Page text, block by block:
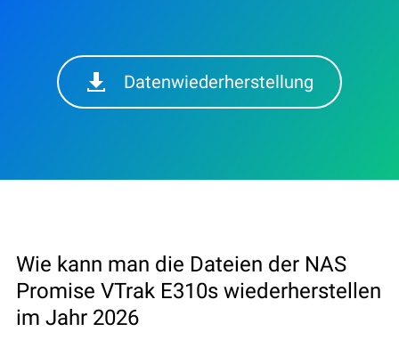
Datenwiederherstellung
Wie kann man die Dateien der NAS
Promise VTrak E310s wiederherstellen
im Jahr 2026